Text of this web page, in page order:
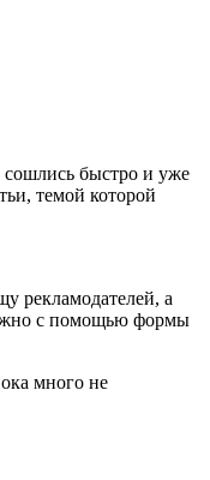
сошлись быстро и уже
темой которой
рекламодателей, а
с помощью формы
много не